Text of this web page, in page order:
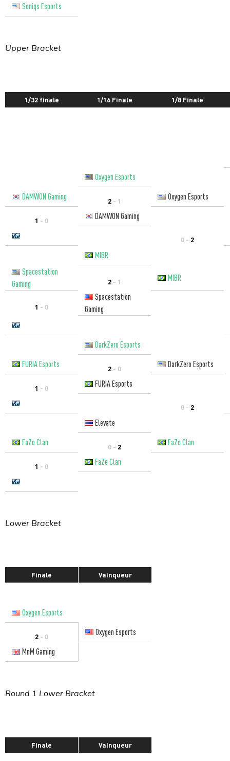
Soniqs Esports
Upper Bracket
1/32 finale 1/16 Finale 1/8 Finale
Oxygen Esports
DAMWON Gaming
2 - 1 Oxygen Esports
1 - 0 DAMWON Gaming
0 - 2
MIBR
Spacestation
Gaming
2 - 1 MIBR
1 - 0
Spacestation
Gaming
DarkZero Esports
FURIA Esports
2 - 0 DarkZero Esports
1 - 0 FURIA Esports
0 - 2
Elevate
FaZe Clan
0 - 2 FaZe Clan
1 - 0 FaZe Clan
Lower Bracket
Finale Vainqueur
Oxygen Esports
2 - 0
Oxygen Esports
MnM Gaming
Round 1 Lower Bracket
Finale Vainqueur